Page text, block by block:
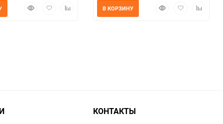
БыстрыйДобавитьДобавить
БыстрыйДобавить
В КОРЗИНУ
КОНТАКТЫ